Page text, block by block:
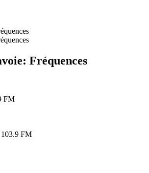
Fréquences
FM
103.9 FM